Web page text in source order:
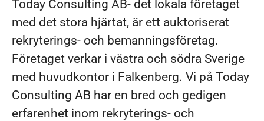
Today Consulting AB- det lokala företaget
med det stora hjärtat, är ett auktoriserat
rekryterings- och bemanningsföretag.
Företaget verkar i västra och södra Sverige
med huvudkontor i Falkenberg. Vi på Today
Consulting AB har en bred och gedigen
erfarenhet inom rekryterings- och